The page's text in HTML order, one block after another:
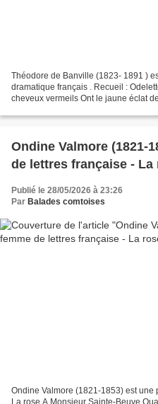
Théodore de Banville (1823- 1891 )
dramatique français . Recueil :
cheveux vermeils Ont le jaune éclat
Ondine Valmore (1821-1853) poétesse et
de lettres française - La
Publié le 28/05/2026 à 23:26
Par Balades comtoises
Ondine Valmore (1821-1853) est une
La rose A Monsieur Sainte-Beuve